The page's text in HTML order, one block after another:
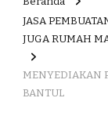
JASA
JUGA RUMAH
MENYEDIAKAN
BANTUL